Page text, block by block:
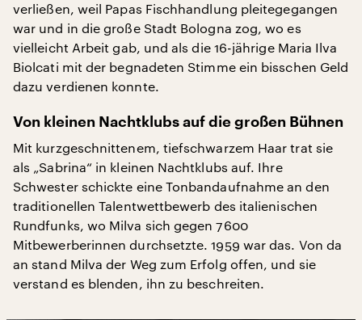
verließen, weil Papas Fischhandlung pleitegegangen
war und in die große Stadt Bologna zog, wo es
vielleicht Arbeit gab, und als die 16-jährige Maria Ilva
Biolcati mit der begnadeten Stimme ein bisschen Geld
dazu verdienen konnte.
Von kleinen Nachtklubs auf die großen Bühnen
Mit kurzgeschnittenem, tiefschwarzem Haar trat sie
als „Sabrina“ in kleinen Nachtklubs auf. Ihre
Schwester schickte eine Tonbandaufnahme an den
traditionellen Talentwettbewerb des italienischen
Rundfunks, wo Milva sich gegen 7600
Mitbewerberinnen durchsetzte. 1959 war das. Von da
an stand Milva der Weg zum Erfolg offen, und sie
verstand es blenden, ihn zu beschreiten.